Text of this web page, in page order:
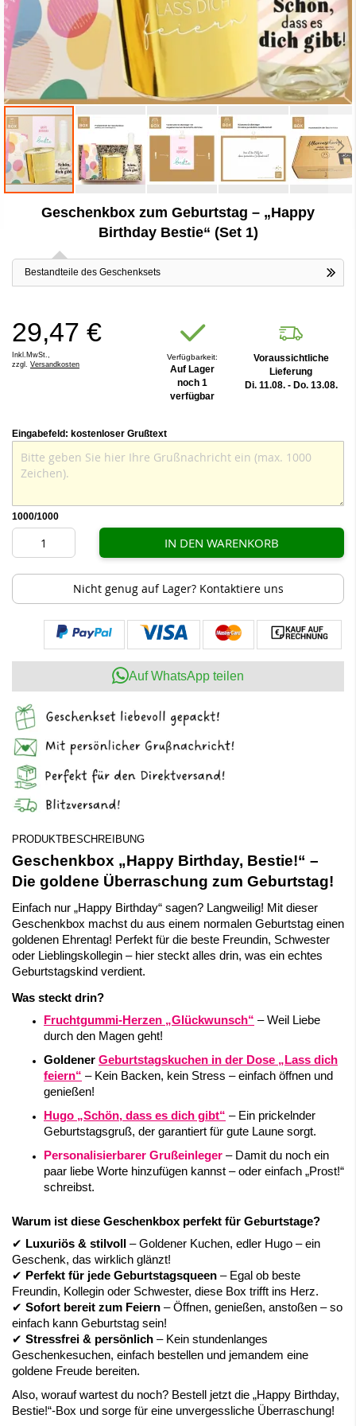
Geschenkbox zum Geburtstag – „Happy
Birthday Bestie“ (Set 1)
Bestandteile des Geschenksets
29,47 €
Inkl.MwSt.,
zzgl. Versandkosten
Verfügbarkeit:
Auf Lager
noch 1
verfügbar
Voraussichtliche
Lieferung
Di. 11.08. - Do. 13.08.
Eingabefeld: kostenloser Grußtext
1000/1000
IN DEN WARENKORB
Nicht genug auf Lager? Kontaktiere uns
Auf WhatsApp teilen
PRODUKTBESCHREIBUNG
Geschenkbox „Happy Birthday, Bestie!“ –
Die goldene Überraschung zum Geburtstag!
Einfach nur „Happy Birthday“ sagen? Langweilig! Mit dieser
Geschenkbox machst du aus einem normalen Geburtstag einen
goldenen Ehrentag! Perfekt für die beste Freundin, Schwester
oder Lieblingskollegin – hier steckt alles drin, was ein echtes
Geburtstagskind verdient.
Was steckt drin?
Fruchtgummi-Herzen „Glückwunsch“ – Weil Liebe
durch den Magen geht!
Goldener Geburtstagskuchen in der Dose „Lass dich
feiern“ – Kein Backen, kein Stress – einfach öffnen und
genießen!
Hugo „Schön, dass es dich gibt“ – Ein prickelnder
Geburtstagsgruß, der garantiert für gute Laune sorgt.
Personalisierbarer Grußeinleger – Damit du noch ein
paar liebe Worte hinzufügen kannst – oder einfach „Prost!“
schreibst.
Warum ist diese Geschenkbox perfekt für Geburtstage?
✔ Luxuriös & stilvoll
– Goldener Kuchen, edler Hugo – ein
Geschenk, das wirklich glänzt!
✔ Perfekt für jede Geburtstagsqueen – Egal ob beste
Freundin, Kollegin oder Schwester, diese Box trifft ins Herz.
✔ Sofort bereit zum Feiern – Öffnen, genießen, anstoßen – so
einfach kann Geburtstag sein!
✔ Stressfrei & persönlich – Kein stundenlanges
Geschenkesuchen, einfach bestellen und jemandem eine
goldene Freude bereiten.
Also, worauf wartest du noch? Bestell jetzt die „Happy Birthday,
Bestie!“-Box und sorge für eine unvergessliche Überraschung!